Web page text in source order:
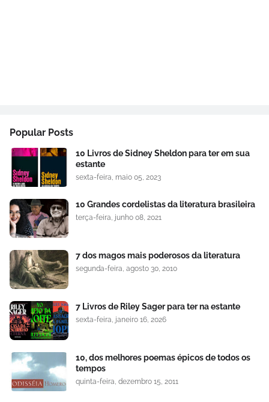
Popular Posts
10 Livros de Sidney Sheldon para ter em sua
estante
sexta-feira, maio 05, 2023
10 Grandes cordelistas da literatura brasileira
terça-feira, junho 08, 2021
7 dos magos mais poderosos da literatura
segunda-feira, agosto 30, 2010
7 Livros de Riley Sager para ter na estante
sexta-feira, janeiro 16, 2026
10, dos melhores poemas épicos de todos os
tempos
quinta-feira, dezembro 15, 2011